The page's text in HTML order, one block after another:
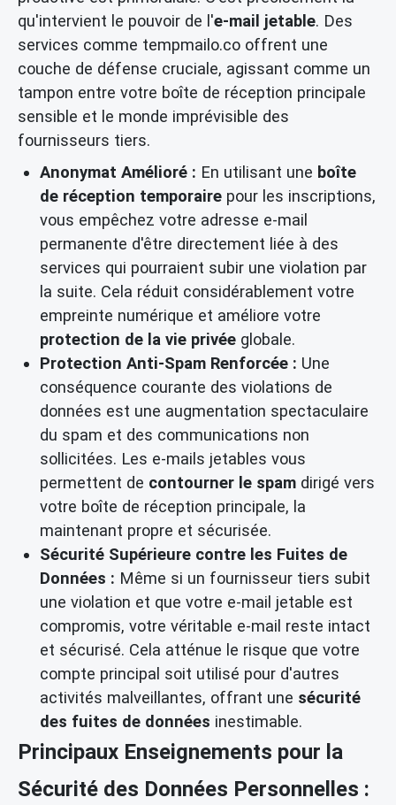
qu'intervient le pouvoir de l'e-mail jetable. Des
services comme tempmailo.co offrent une
couche de défense cruciale, agissant comme un
tampon entre votre boîte de réception principale
sensible et le monde imprévisible des
fournisseurs tiers.
Anonymat Amélioré : En utilisant une boîte
de réception temporaire pour les inscriptions,
vous empêchez votre adresse e-mail
permanente d'être directement liée à des
services qui pourraient subir une violation par
la suite. Cela réduit considérablement votre
empreinte numérique et améliore votre
protection de la vie privée globale.
Protection Anti-Spam Renforcée : Une
conséquence courante des violations de
données est une augmentation spectaculaire
du spam et des communications non
sollicitées. Les e-mails jetables vous
permettent de contourner le spam dirigé vers
votre boîte de réception principale, la
maintenant propre et sécurisée.
Sécurité Supérieure contre les Fuites de
Données : Même si un fournisseur tiers subit
une violation et que votre e-mail jetable est
compromis, votre véritable e-mail reste intact
et sécurisé. Cela atténue le risque que votre
compte principal soit utilisé pour d'autres
activités malveillantes, offrant une sécurité
des fuites de données inestimable.
Principaux Enseignements pour la
Sécurité des Données Personnelles :